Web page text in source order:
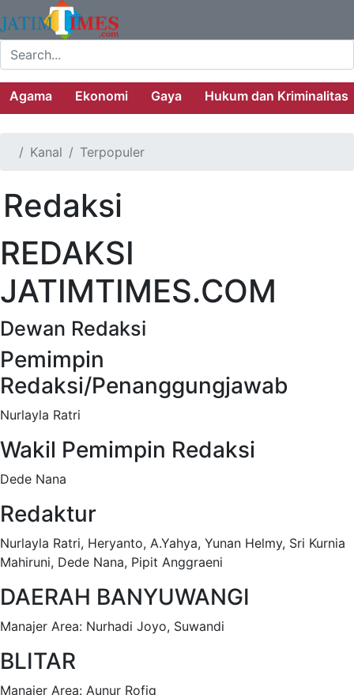
Agama Ekonomi Gaya Hukum dan Kriminalitas
Kanal Terpopuler
Redaksi
REDAKSI
JATIMTIMES.COM
Dewan Redaksi
Pemimpin
Redaksi/Penanggungjawab
Nurlayla Ratri
Wakil Pemimpin Redaksi
Dede Nana
Redaktur
Nurlayla Ratri, Heryanto, A.Yahya, Yunan Helmy, Sri Kurnia
Mahiruni, Dede Nana, Pipit Anggraeni
DAERAH BANYUWANGI
Manajer Area: Nurhadi Joyo, Suwandi
BLITAR
Manajer Area: Aunur Rofiq